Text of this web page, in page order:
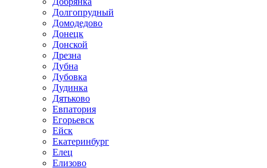
Долгопрудный
Домодедово
Донецк
Донской
Дрезна
Дубна
Дубовка
Дудинка
Дятьково
Евпатория
Егорьевск
Ейск
Екатеринбург
Елец
Елизово